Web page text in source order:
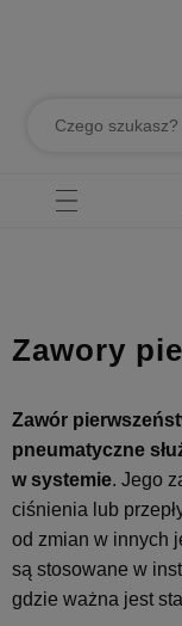
Zawory
Zawór
pneumatyczne
w systemie. Jego
ciśnienia lub
od zmian w innych
są stosowane w
gdzie ważna jest